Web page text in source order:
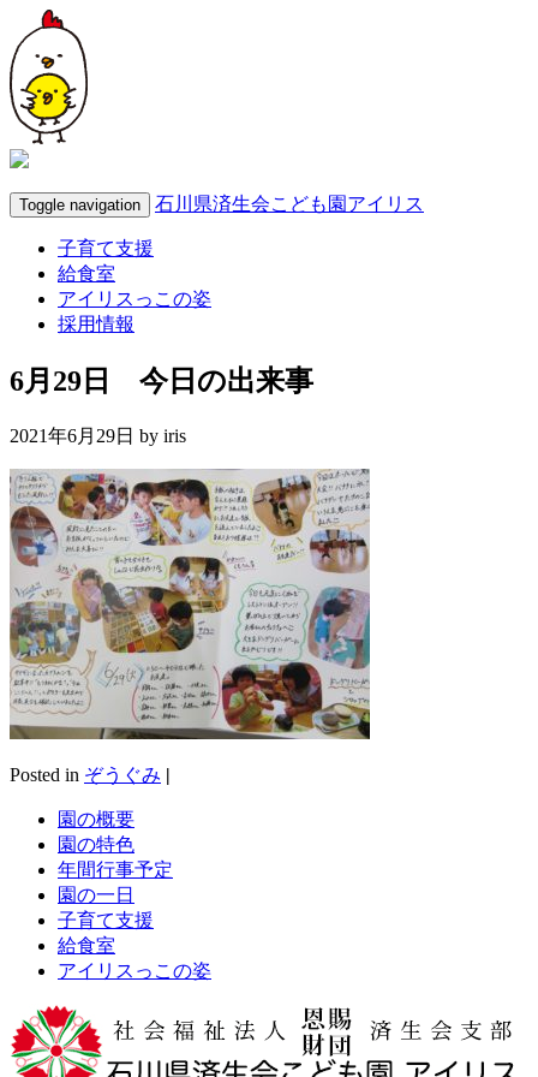
Toggle navigation 石川県済生会こども園アイリス
子育て支援
給食室
アイリスっこの姿
採用情報
6月29日 今日の出来事
2021年6月29日 by iris
Posted in ぞうぐみ |
園の概要
園の特色
年間行事予定
園の一日
子育て支援
給食室
アイリスっこの姿